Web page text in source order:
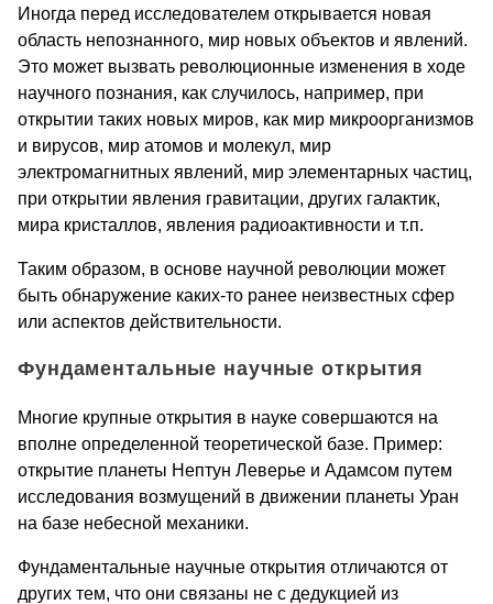
Иногда перед исследователем открывается новая
область непознанного, мир новых объектов и явлений.
Это может вызвать революционные изменения в ходе
научного познания, как случилось, например, при
открытии таких новых миров, как мир микроорганизмов
и вирусов, мир атомов и молекул, мир
электромагнитных явлений, мир элементарных частиц,
при открытии явления гравитации, других галактик,
мира кристаллов, явления радиоактивности и т.п.
Таким образом, в основе научной революции может
быть обнаружение каких-то ранее неизвестных сфер
или аспектов действительности.
Фундаментальные научные открытия
Многие крупные открытия в науке совершаются на
вполне определенной теоретической базе. Пример:
открытие планеты Нептун Леверье и Адамсом путем
исследования возмущений в движении планеты Уран
на базе небесной механики.
Фундаментальные научные открытия отличаются от
других тем, что они связаны не с дедукцией из